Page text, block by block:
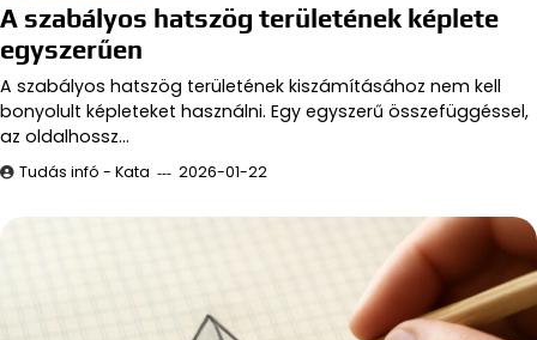
A szabályos hatszög területének képlete
egyszerűen
A szabályos hatszög területének kiszámításához nem kell
bonyolult képleteket használni. Egy egyszerű összefüggéssel,
az oldalhossz…
Tudás infó - Kata 2026-01-22